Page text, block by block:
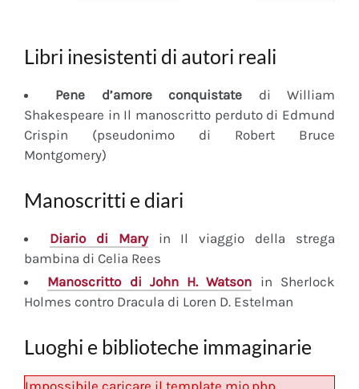
Libri inesistenti di autori reali
Pene d’amore conquistate di William
Shakespeare in Il manoscritto perduto di Edmund
Crispin (pseudonimo di Robert Bruce
Montgomery)
Manoscritti e diari
Diariodi Maryin Il viaggio della strega
bambina di Celia Rees
Manoscritto di John H. Watson in Sherlock
Holmes contro Dracula di Loren D. Estelman
Luoghi e biblioteche immaginarie
Impossibile caricare il template mio.php